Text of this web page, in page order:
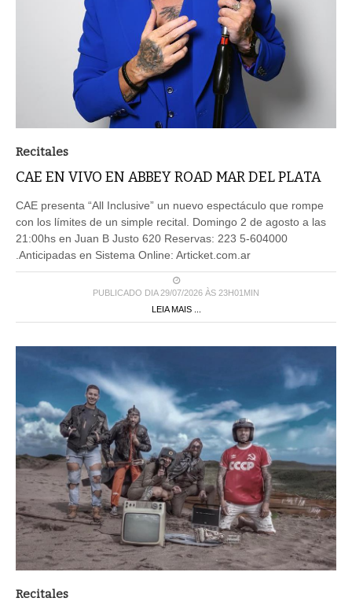
Recitales
CAE EN VIVO EN ABBEY ROAD MAR DEL PLATA
CAE presenta “All Inclusive” un nuevo espectáculo que rompe
con los límites de un simple recital. Domingo 2 de agosto a las
21:00hs en Juan B Justo 620 Reservas: 223 5-604000
.Anticipadas en Sistema Online: Articket.com.ar
PUBLICADO DIA 29/07/2026 ÀS 23H01MIN
LEIA MAIS ...
Recitales